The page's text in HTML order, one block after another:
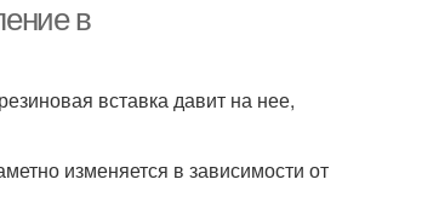
в
вставка давит на нее,
изменяется в зависимости от